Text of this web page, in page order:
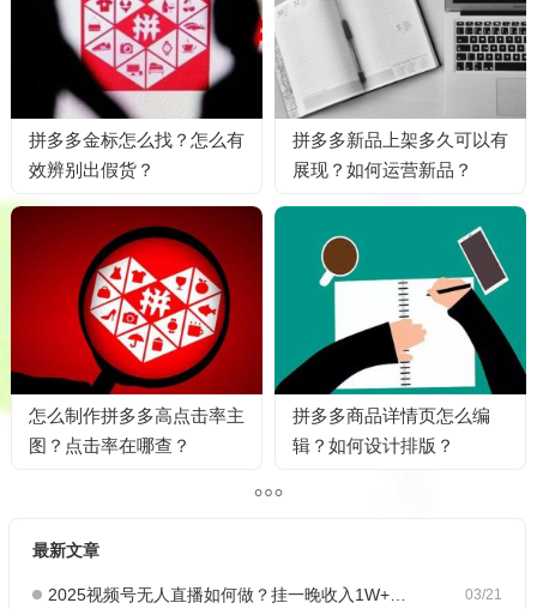
拼多多金标怎么找？怎么有
效辨别出假货？
拼多多新品上架多久可以有
展现？如何运营新品？
怎么制作拼多多高点击率主
图？点击率在哪查？
拼多多商品详情页怎么编
辑？如何设计排版？
最新文章
03/21
2025视频号无人直播如何做？挂一晚收入1W+，这份教程，小白可做~